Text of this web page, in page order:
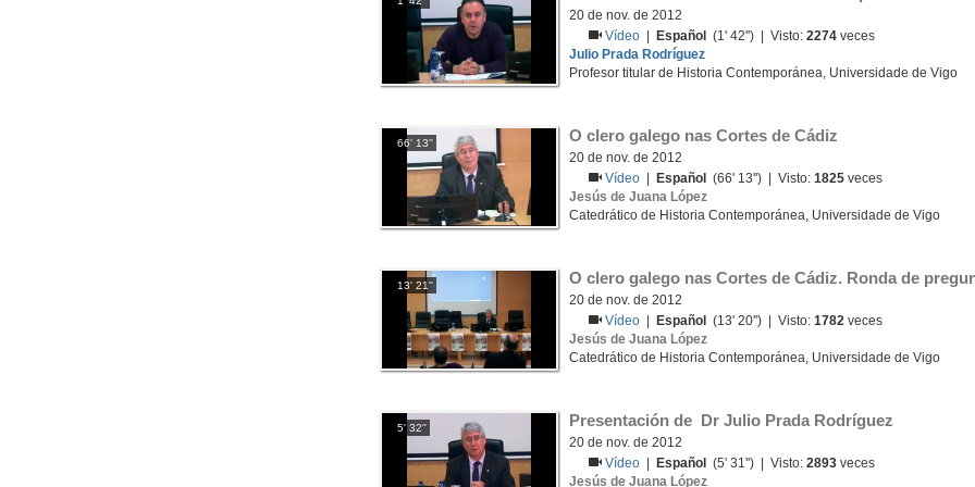
20 de nov. de 2012
Vídeo
Español (1' 42'') | Visto:2274 veces
Julio Prada Rodríguez
Profesor titular de Historia Contemporánea, Universidade de Vigo
66' 13'' O clero galego nas Cortes de Cádiz
20 de nov. de 2012
Vídeo
Español (66' 13'') | Visto:1825 veces
Jesús de Juana López
Catedrático de Historia Contemporánea, Universidade de Vigo
13' 21'' O clero galego nas Cortes de Cádiz. Ronda de
20 de nov. de 2012
Vídeo
Español (13' 20'') | Visto:1782 veces
Jesús de Juana López
Catedrático de Historia Contemporánea, Universidade de Vigo
5' 32'' Presentación de  Dr Julio Prada Rodríguez
20 de nov. de 2012
Vídeo
Español (5' 31'') | Visto:2893 veces
Jesús de Juana López